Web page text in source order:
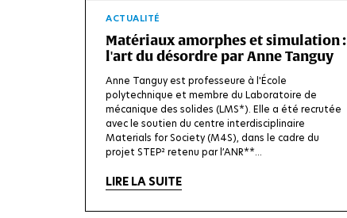
ACTUALITÉ
Matériaux amorphes et simulation :
l'art du désordre par Anne Tanguy
Anne Tanguy est professeure à l'École
polytechnique et membre du Laboratoire de
mécanique des solides (LMS*). Elle a été recrutée
avec le soutien du centre interdisciplinaire
Materials for Society (M4S), dans le cadre du
projet STEP² retenu par l’ANR**...
LIRE LA SUITE